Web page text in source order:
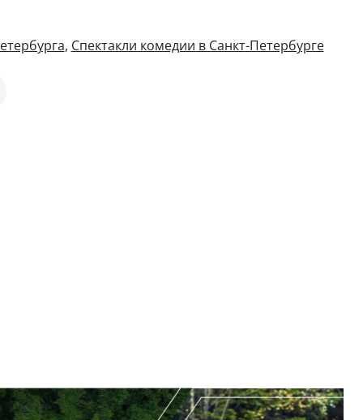
, Спектакли комедии в Санкт-Петербурге